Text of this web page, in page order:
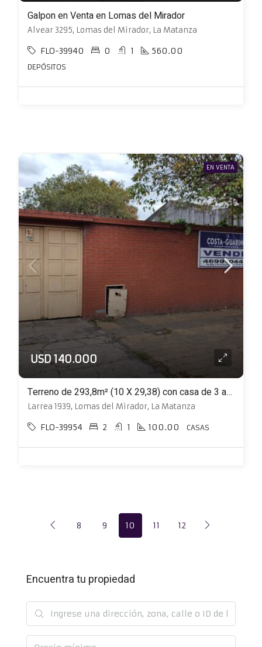
Galpon en Venta en Lomas del Mirador
Alvear 3295, Lomas del Mirador, La Matanza
FLO-39940 0 1 560.00
DEPÓSITOS
EN VENTA
USD 140.000
Terreno de 293,8m² (10 X 29,38) con casa de 3 ambientes con pileta y galpón
Larrea 1939, Lomas del Mirador, La Matanza
FLO-39954 2 1 100.00 CASAS
8 9 10 11 12
Encuentra tu propiedad